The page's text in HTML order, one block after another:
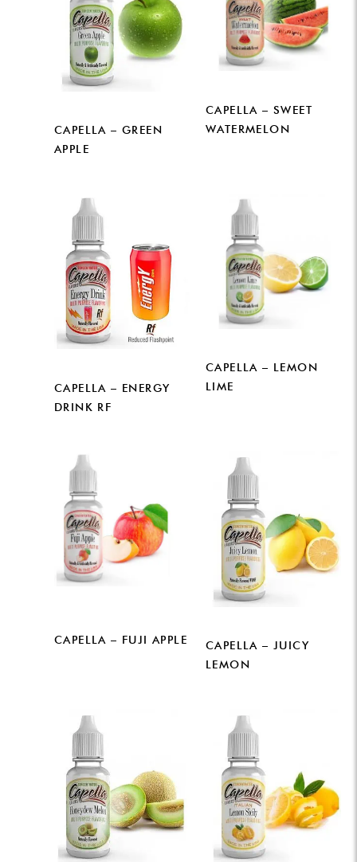
CAPELLA – GREEN
APPLE
CAPELLA – SWEET
WATERMELON
CAPELLA – ENERGY
DRINK RF
CAPELLA – LEMON
LIME
CAPELLA – FUJI APPLE
CAPELLA – JUICY
LEMON